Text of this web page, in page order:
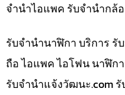
จำนำไอแพค รับจำนำกล้อ
รับจำนำนาฬิกา บริการ
ถือ ไอแพค ไอโฟน นาฬิก
รับจํานําแจ้งวัฒนะ.com